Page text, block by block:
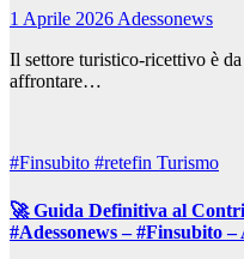
1 Aprile 2026Adessonews
Il settore turistico-ricettivo è
affrontare…
#Finsubito #retefin Turismo
🚀 Guida Definitiva al
#Adessonews – #Finsubito –